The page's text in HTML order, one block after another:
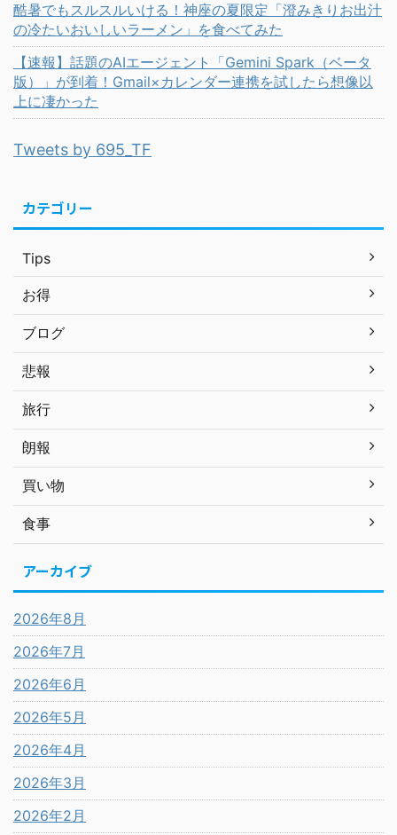
酷暑でもスルスルいける！神座の夏限定「澄みきりお出汁
の冷たいおいしいラーメン」を食べてみた
【速報】話題のAIエージェント「Gemini Spark（ベータ
版）」が到着！Gmail×カレンダー連携を試したら想像以
上に凄かった
Tweets by 695_TF
カテゴリー
Tips
お得
ブログ
悲報
旅行
朗報
買い物
食事
アーカイブ
2026年8月
2026年7月
2026年6月
2026年5月
2026年4月
2026年3月
2026年2月